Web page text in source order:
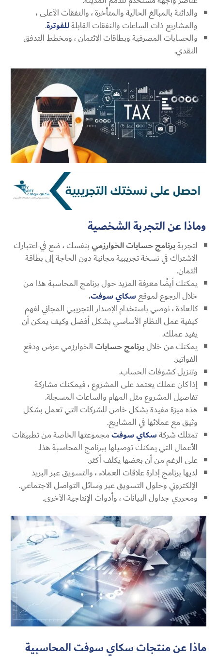
والدائنة بالمبالغ الحالية والمتأخرة ، والنفقات الأعلى ،
والمشاريع ذات الساعات والنفقات القابلةللفوترة.
والحسابات المصرفية وبطاقات الائتمان ، ومخطط التدفق
النقدي.
وماذا عن التجربة الشخصية
لتجربةبرنامج حسابات الخوارزميبنفسك ، ضع في اعتبارك
الاشتراك في نسخة تجريبية مجانية دون الحاجة إلى بطاقة
ائتمان.
يمكنك أيضًا معرفة المزيد حول برنامج المحاسبة هذا من
خلال الرجوع لموقعسكاي سوفت.
كالعادة ، نوصي باستخدام الإصدار التجريبي المجاني لفهم
كيفية عمل النظام الأساسي بشكل أفضل وكيف يمكن أن
يفيد عملك.
يمكنك من خلالبرنامج حساباتالخوارزمي عرض ودفع
الفواتير.
وتنزيل كشوفات الحساب.
إذا كان عملك يعتمد على المشروع ، فيمكنك مشاركة
تفاصيل المشروع مثل المهام والساعات المسجلة.
هذه ميزة مفيدة بشكل خاص للشركات التي تعمل بشكل
وثيق مع عملائها في المشاريع.
تمتلك شركةسكاي سوفتمجموعتها الخاصة من تطبيقات
الأعمال التي يمكنك توصيلها ببرنامج المحاسبة هذا.
على الرغم من أن بعضها يكلف أكثر.
لديها برنامج إدارة علاقات العملاء ، والتسويق عبر البريد
الإلكتروني وحلول التسويق عبر وسائل التواصل الاجتماعي.
ومحرري جداول البيانات ، وأدوات الإنتاجية الأخرى.
ماذا عن منتجات سكاي سوفت المحاسبية